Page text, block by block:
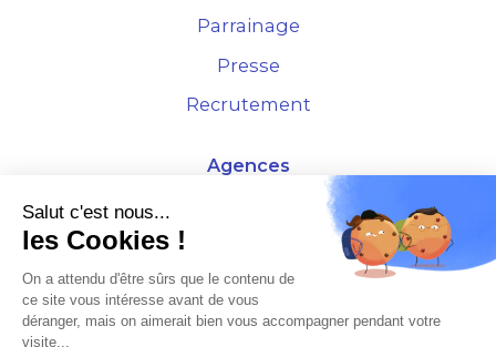
Parrainage
Presse
Recrutement
Agences
4 Rue de la Bourse - 69001 Lyon
10 rue d'Austerlitz - 75012 Paris
À L'HORIZON 2025
Salut c'est nous...
les Cookies !
On a attendu d'être sûrs que le contenu de
ce site vous intéresse avant de vous
déranger, mais on aimerait bien vous accompagner pendant votre
visite...